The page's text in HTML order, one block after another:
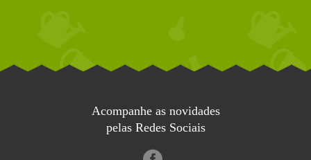
Acompanhe as novidades
pelas Redes Sociais